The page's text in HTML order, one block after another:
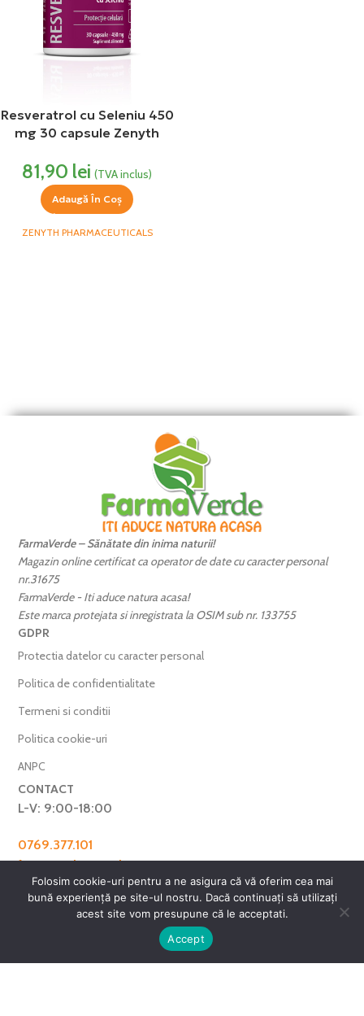
Resveratrol cu Seleniu 450
mg 30 capsule Zenyth
81,90 lei (TVA inclus)
Adaugă În Coș
ZENYTH PHARMACEUTICALS
FarmaVerde – Sănătate din inima naturii!
Magazin online certificat ca operator de date cu caracter personal
nr.31675
FarmaVerde - Iti aduce natura acasa!
Este marca protejata si inregistrata la OSIM sub nr. 133755
GDPR
Protectia datelor cu caracter personal
Politica de confidentialitate
Termeni si conditii
Politica cookie-uri
ANPC
CONTACT
L-V: 9:00-18:00
0769.377.101
farmaverdero@yahoo.com
WhatsApp
Folosim cookie-uri pentru a ne asigura că vă oferim cea mai
bună experiență pe site-ul nostru. Dacă continuați să utilizați
acest site vom presupune că le acceptati.
Accept